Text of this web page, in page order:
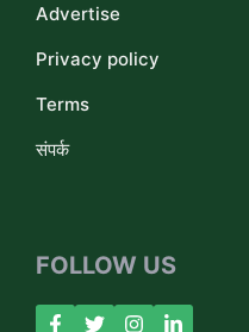
Advertise
Privacy policy
Terms
संपर्क
FOLLOW US